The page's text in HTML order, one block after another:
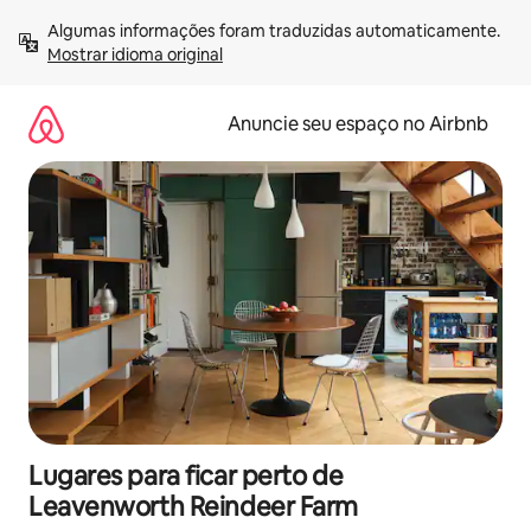
para
Mostrar idioma original
Anuncie seu espaço no Airbnb
Lugares para ficar perto de
Leavenworth Reindeer Farm